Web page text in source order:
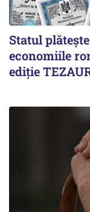
Statul
economiile
ediție